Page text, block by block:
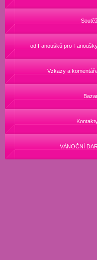
Soutěž
od Fanoušků pro
Vzkazy a
VÁNOČNÍ